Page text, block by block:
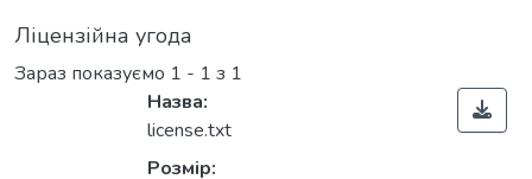
Ліцензійна угода
Зараз показуємо 1 - 1 з 1
Назва:
license.txt
Розмір: